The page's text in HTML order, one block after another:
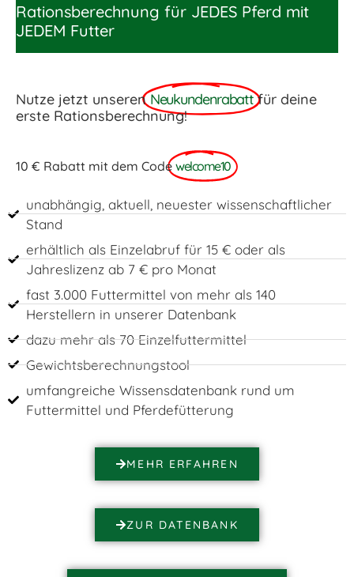
Rationsberechnung für JEDES Pferd mit
JEDEM Futter
Nutze jetzt unseren Neukundenrabatt für deine
erste Rationsberechnung!
10 € Rabatt mit dem Code welcome10
unabhängig, aktuell, neuester wissenschaftlicher
Stand
erhältlich als Einzelabruf für 15 € oder als
Jahreslizenz ab 7 € pro Monat
fast 3.000 Futtermittel von mehr als 140
Herstellern in unserer Datenbank
dazu mehr als 70 Einzelfuttermittel
Gewichtsberechnungstool
umfangreiche Wissensdatenbank rund um
Futtermittel und Pferdefütterung
MEHR ERFAHREN
ZUR DATENBANK